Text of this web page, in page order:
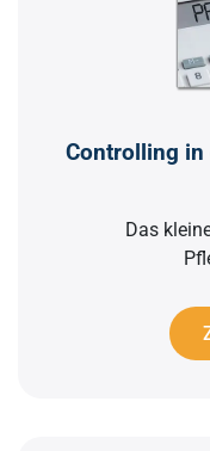
Controlling in
Das